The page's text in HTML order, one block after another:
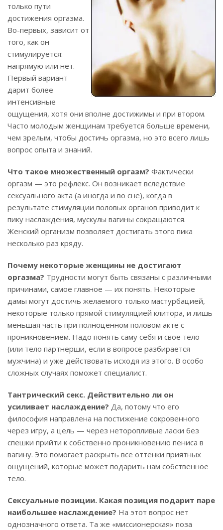
только пути
достижения оргазма.
Во-первых, зависит от
того, как он
стимулируется:
напрямую или нет.
Первый вариант
дарит более
интенсивные
ощущения, хотя они вполне достижимы и при втором.
Часто молодым женщинам требуется больше времени,
чем зрелым, чтобы достичь оргазма, но это всего лишь
вопрос опыта и знаний.
Что такое множественный оргазм? Фактически
оргазм — это рефлекс. Он возникает вследствие
сексуального акта (а иногда и во сне), когда в
результате стимуляции половых органов приводит к
пику наслаждения, мускулы вагины сокращаются.
Женский организм позволяет достигать этого пика
несколько раз кряду.
Почему некоторые женщины не достигают
оргазма? Трудности могут быть связаны с различными
причинами, самое главное — их понять. Некоторые
дамы могут достичь желаемого только мастурбацией,
некоторые только прямой стимуляцией клитора, и лишь
меньшая часть при полноценном половом акте с
проникновением. Надо понять саму себя и свое тело
(или тело партнерши, если в вопросе разбирается
мужчина) и уже действовать исходя из этого. В особо
сложных случаях поможет специалист.
Тантрический секс. Действительно ли он
усиливает наслаждение? Да, потому что его
философия направлена на постижение сокровенного
через игру, а цель — через неторопливые ласки без
спешки прийти к собственно проникновению пениса в
вагину. Это помогает раскрыть все оттенки приятных
ощущений, которые может подарить нам собственное
тело.
Сексуальные позиции. Какая позиция подарит паре
наибольшее наслаждение? На этот вопрос нет
однозначного ответа. Та же «миссионерская» поза